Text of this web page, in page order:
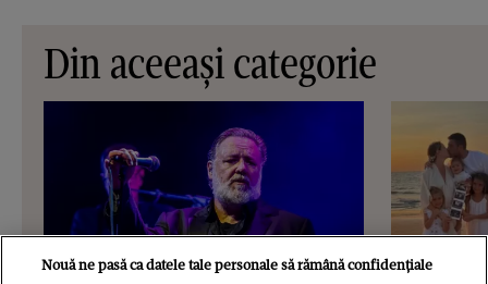
Din aceeași categorie
Nouă ne pasă ca datele tale personale să rămână confidențiale